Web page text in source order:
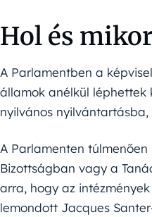
Hol és
A Parlamentben a
államok anélkül
nyilvános
A Parlamenten
Bizottságban vagy a
arra, hogy az
lemondott Jacques